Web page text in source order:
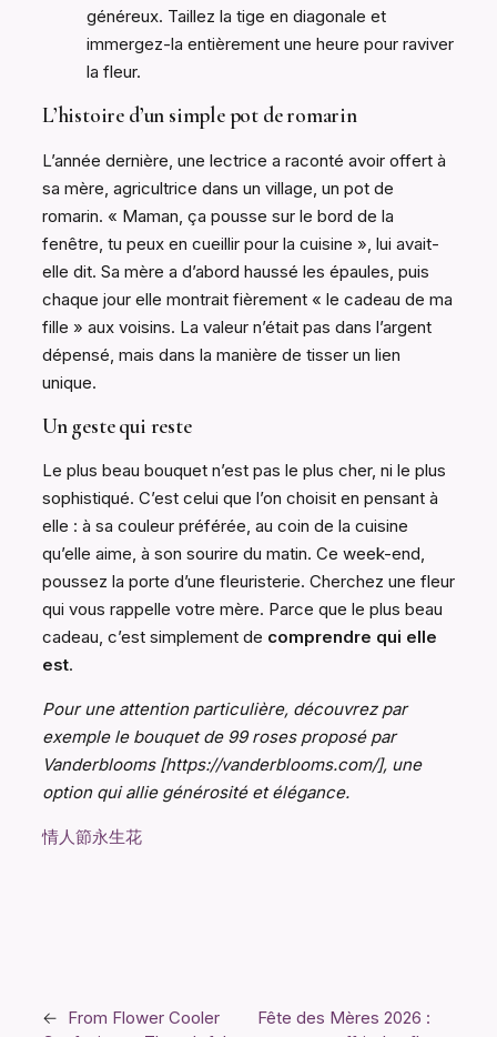
généreux. Taillez la tige en diagonale et
immergez-la entièrement une heure pour raviver
la fleur.
L’histoire d’un simple pot de romarin
L’année dernière, une lectrice a raconté avoir offert à
sa mère, agricultrice dans un village, un pot de
romarin. « Maman, ça pousse sur le bord de la
fenêtre, tu peux en cueillir pour la cuisine », lui avait-
elle dit. Sa mère a d’abord haussé les épaules, puis
chaque jour elle montrait fièrement « le cadeau de ma
fille » aux voisins. La valeur n’était pas dans l’argent
dépensé, mais dans la manière de tisser un lien
unique.
Un geste qui reste
Le plus beau bouquet n’est pas le plus cher, ni le plus
sophistiqué. C’est celui que l’on choisit en pensant à
elle : à sa couleur préférée, au coin de la cuisine
qu’elle aime, à son sourire du matin. Ce week-end,
poussez la porte d’une fleuristerie. Cherchez une fleur
qui vous rappelle votre mère. Parce que le plus beau
cadeau, c’est simplement de comprendre qui elle
est.
Pour une attention particulière, découvrez par
exemple le bouquet de 99 roses proposé par
Vanderblooms [https://vanderblooms.com/], une
option qui allie générosité et élégance.
情人節永生花
← From Flower Cooler
Fête des Mères 2026 :